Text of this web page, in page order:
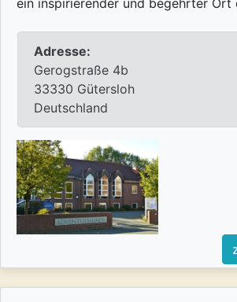
ein inspirierender und begehrter Ort
Adresse:
Gerogstraße 4b
33330 Gütersloh
Deutschland